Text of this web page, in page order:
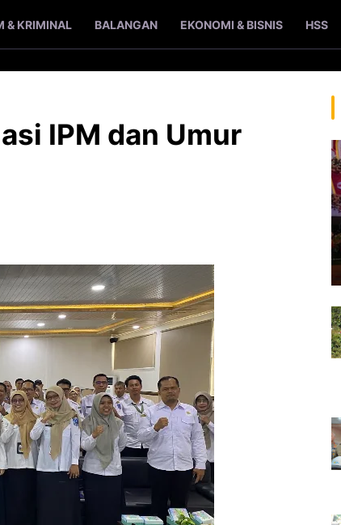
& KRIMINAL BALANGAN EKONOMI & BISNIS HSS
IPM dan Umur